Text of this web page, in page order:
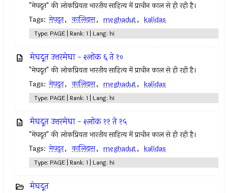
"मेघदूत" की लोकप्रियता भारतीय साहित्य में प्राचीन काल से ही रही है।
Tags: मेघदूत, कालिदास, meghadut, kalidas
Type: PAGE | Rank: 1 | Lang: hi
मेघदूत उत्तरमेघा - श्लोक ६ ते १०
"मेघदूत" की लोकप्रियता भारतीय साहित्य में प्राचीन काल से ही रही है।
Tags: मेघदूत, कालिदास, meghadut, kalidas
Type: PAGE | Rank: 1 | Lang: hi
मेघदूत उत्तरमेघा - श्लोक ११ ते १५
"मेघदूत" की लोकप्रियता भारतीय साहित्य में प्राचीन काल से ही रही है।
Tags: मेघदूत, कालिदास, meghadut, kalidas
Type: PAGE | Rank: 1 | Lang: hi
मेघदूत